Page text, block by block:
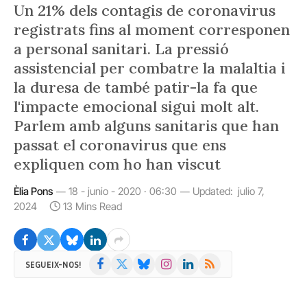
Un 21% dels contagis de coronavirus
registrats fins al moment corresponen
a personal sanitari. La pressió
assistencial per combatre la malaltia i
la duresa de també patir-la fa que
l'impacte emocional sigui molt alt.
Parlem amb alguns sanitaris que han
passat el coronavirus que ens
expliquen com ho han viscut
Èlia Pons 18 - junio - 2020 · 06:30 Updated: julio 7,
2024
13 Mins Read
SEGUEIX-NOS! Facebook BlueskyInstagramLinkedIn
RSS